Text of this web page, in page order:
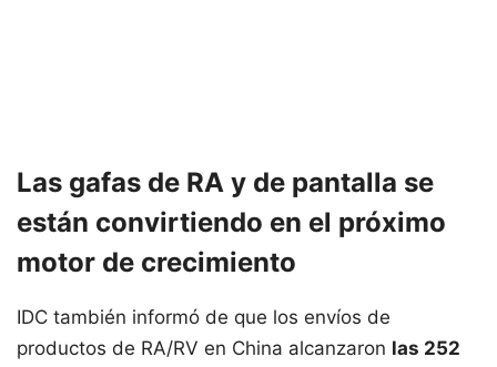
Las gafas de RA y de pantalla se
están convirtiendo en el próximo
motor de crecimiento
IDC también informó de que los envíos de
productos de RA/RV en China alcanzaron las 252